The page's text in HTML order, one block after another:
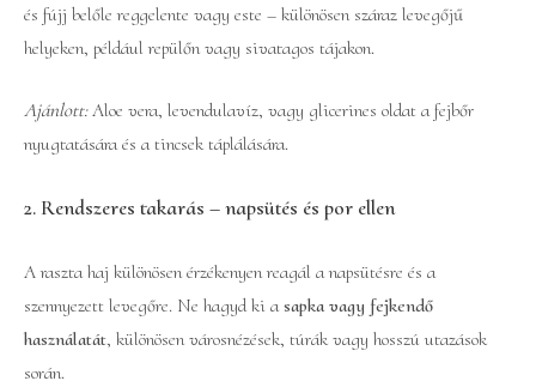
és fújj belőle reggelente vagy este – különösen száraz levegőjű
helyeken, például repülőn vagy sivatagos tájakon.
Ajánlott:Aloe vera, levendulavíz, vagy glicerines oldat a fejbőr
nyugtatására és a tincsek táplálására.
2. Rendszeres takarás – napsütés és por ellen
A raszta haj különösen érzékenyen reagál a napsütésre és a
szennyezett levegőre. Ne hagyd ki a sapka vagy fejkendő
használatát, különösen városnézések, túrák vagy hosszú utazások
során.